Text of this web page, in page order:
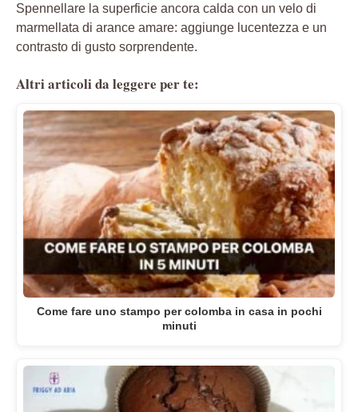
Spennellare la superficie ancora calda con un velo di
marmellata di arance amare: aggiunge lucentezza e un
contrasto di gusto sorprendente.
Altri articoli da leggere per te:
Come fare uno stampo per colomba in casa in pochi
minuti